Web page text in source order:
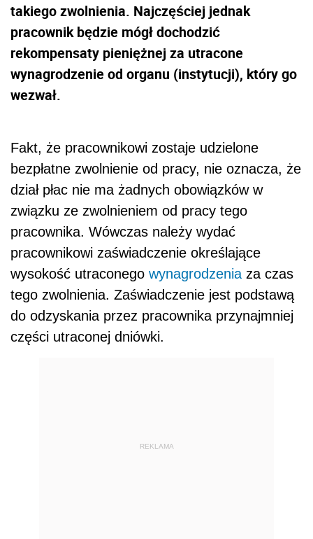
takiego zwolnienia. Najczęściej jednak
pracownik będzie mógł dochodzić
rekompensaty pieniężnej za utracone
wynagrodzenie od organu (instytucji), który go
wezwał.
Fakt, że pracownikowi zostaje udzielone
bezpłatne zwolnienie od pracy, nie oznacza, że
dział płac nie ma żadnych obowiązków w
związku ze zwolnieniem od pracy tego
pracownika. Wówczas należy wydać
pracownikowi zaświadczenie określające
wysokość utraconego wynagrodzenia za czas
tego zwolnienia. Zaświadczenie jest podstawą
do odzyskania przez pracownika przynajmniej
części utraconej dniówki.
REKLAMA